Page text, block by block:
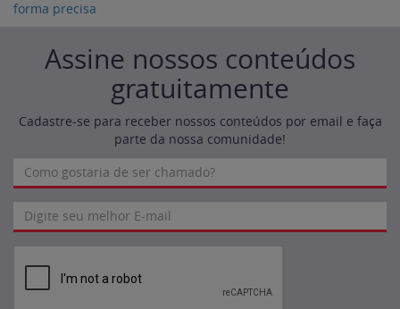
forma precisa
Assine nossos conteúdos
gratuitamente
Cadastre-se para receber nossos conteúdos por email e faça
parte da nossa comunidade!